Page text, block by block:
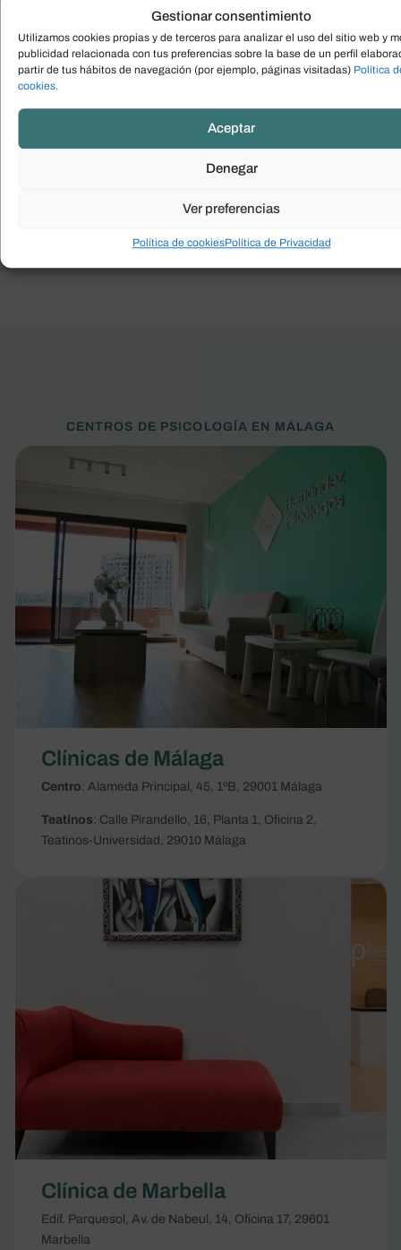
Gestionar consentimiento
Utilizamos cookies propias y de terceros para analizar el uso del sitio web y
publicidad relacionada con tus preferencias sobre la base de un perfil
partir de tus hábitos de navegación (por ejemplo, páginas visitadas) Política
cookies.
Aceptar
Denegar
Ver preferencias
Política de cookiesPolítica de Privacidad
Javier
Colegiado nº AO-AO09923
Neuropsicóloga
Ver todo el equipo
CENTROS DE PSICOLOGÍA EN MÁLAGA
Clínicas de Málaga
Centro: Alameda Principal, 45, 1ºB, 29001 Málaga
Teatinos: Calle Pirandello, 16, Planta 1, Oficina 2,
Teatinos-Universidad, 29010 Málaga
Clínica de Marbella
Edif. Parquesol, Av. de Nabeul, 14, Oficina 17, 29601
Marbella